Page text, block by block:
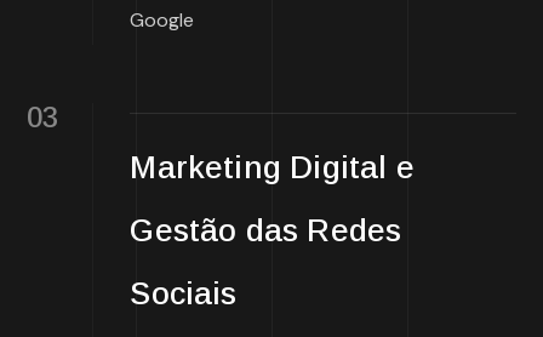
Google
03
Marketing Digital e
Gestão das Redes
Sociais